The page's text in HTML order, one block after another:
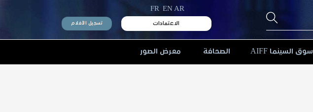
AR
EN
FR
الاعتمادات تسجيل الأفلام
سوق السينما AIFF الصحافة معرض الصور